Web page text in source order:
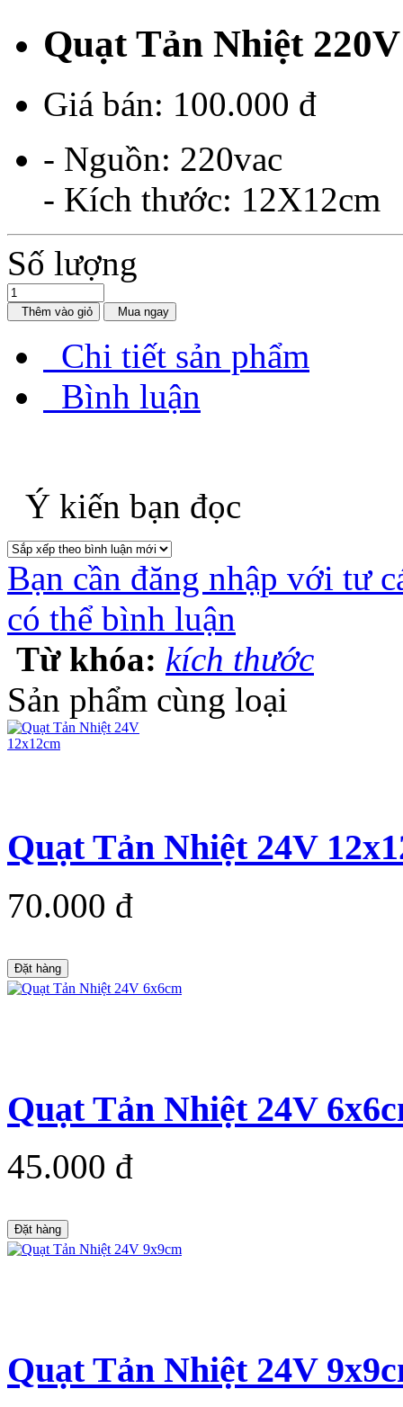
Quạt Tản Nhiệt
Giá bán: 100.000 đ
- Nguồn: 220vac
- Kích thước: 12X12cm
Số lượng
Thêm vào giỏ Mua ngay
Chi tiết sản phẩm
Bình luận
Ý kiến bạn đọc
Bạn cần đăng nhập với tư
có thể bình luận
Từ khóa: kích thước
Sản phẩm cùng loại
Quạt Tản Nhiệt 24V
70.000 đ
Đặt hàng
Quạt Tản Nhiệt 24V
45.000 đ
Đặt hàng
Quạt Tản Nhiệt 24V